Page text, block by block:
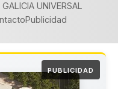
UNIVERSAL
Publicidad
PUBLICIDAD